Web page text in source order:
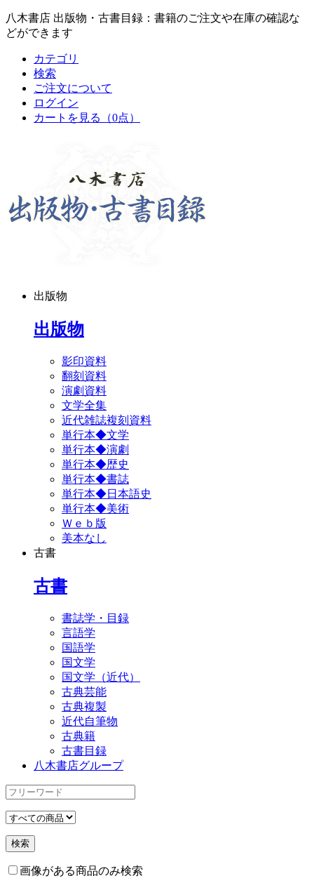
八木書店 出版物・古書目録：書籍のご注文や在庫の確認な
どができます
カテゴリ
検索
ご注文について
ログイン
カートを見る
（0点）
出版物
出版物
影印資料
翻刻資料
演劇資料
文学全集
近代雑誌複刻資料
単行本◆文学
単行本◆演劇
単行本◆歴史
単行本◆書誌
単行本◆日本語史
単行本◆美術
Ｗｅｂ版
美本なし
古書
古書
書誌学・目録
言語学
国語学
国文学
国文学（近代）
古典芸能
古典複製
近代自筆物
古典籍
古書目録
八木書店グループ
画像がある商品のみ検索